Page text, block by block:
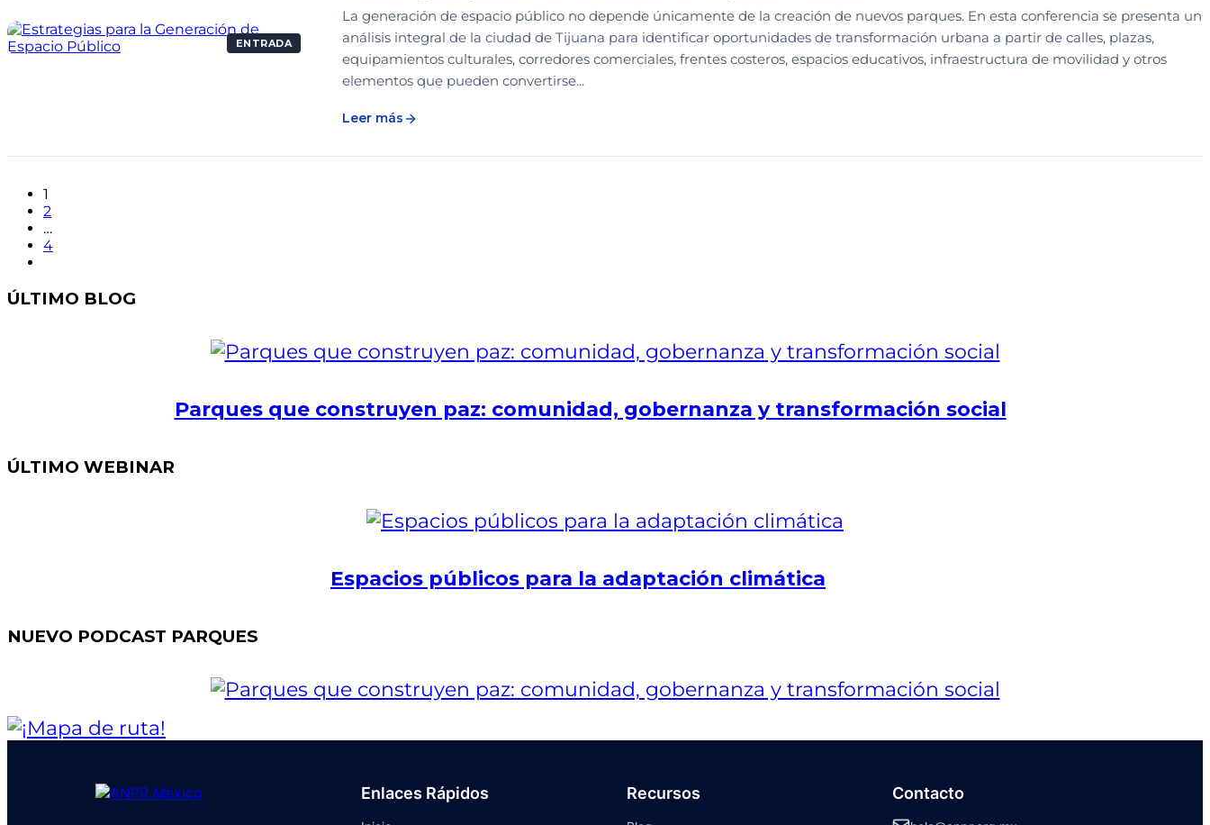
ENTRADA
La generación de espacio público no depende únicamente de la creación de nuevos parques. En esta conferencia se presenta un
análisis integral de la ciudad de Tijuana para identificar oportunidades de transformación urbana a partir de calles, plazas,
equipamientos culturales, corredores comerciales, frentes costeros, espacios educativos, infraestructura de movilidad y otros
elementos que pueden convertirse...
Leer más
1
2
…
4
ÚLTIMO BLOG
Parques que construyen paz: comunidad, gobernanza y transformación social
ÚLTIMO WEBINAR
Espacios públicos para la adaptación climática
NUEVO PODCAST PARQUES
Enlaces Rápidos Recursos Contacto